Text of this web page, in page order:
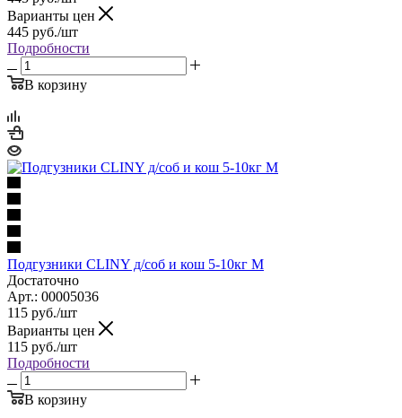
Варианты цен
445 руб./шт
Подробности
В корзину
Подгузники CLINY д/соб и кош 5-10кг М
Достаточно
Арт.: 00005036
115 руб./шт
Варианты цен
115 руб./шт
Подробности
В корзину